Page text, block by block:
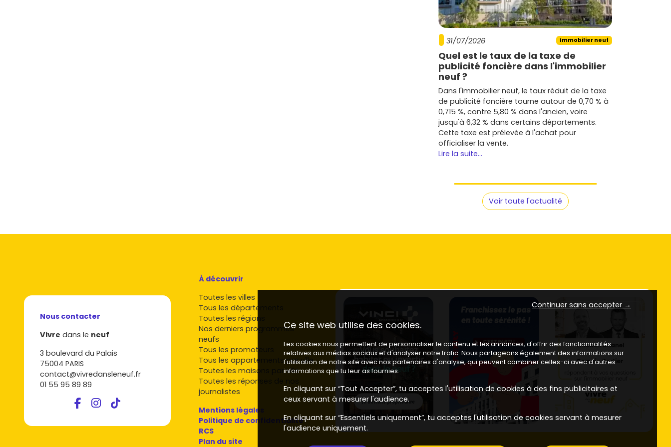
31/07/2026 Immobilier neuf
Quel est le taux de la taxe de
publicité foncière dans l'immobilier
neuf ?
Dans l'immobilier neuf, le taux réduit de la taxe
de publicité foncière tourne autour de 0,70 % à
0,715 %, contre 5,80 % dans l'ancien, voire
jusqu'à 6,32 % dans certains départements.
Cette taxe est prélevée à l'achat pour
officialiser la vente.
Lire la suite...
Voir toute l'actualité
Nous contacter
Vivre dans le neuf
3 boulevard du Palais
75004 PARIS
contact@vivredansleneuf.fr
01 55 95 89 89
À découvrir
Toutes les villes
Tous les départements
Toutes les régions
Nos derniers programmes
neufs
Tous les promoteurs
Tous les appartements par ville
Toutes les maisons par ville
Toutes les réponses de nos
journalistes
Mentions légales
Politique de confidentialité
RCS
Plan du site
Continuer sans accepter →
Ce site web utilise des cookies.
Les cookies nous permettent de personnaliser le contenu et les annonces, d'offrir des fonctionnalités
relatives aux médias sociaux et d'analyser notre trafic. Nous partageons également des informations sur
l'utilisation de notre site avec nos partenaires d'analyse, qui peuvent combiner celles-ci avec d'autres
informations que tu leur as fournies.
En cliquant sur “Tout Accepter”, tu acceptes l'utilisation de cookies à des fins publicitaires et
ceux servant à mesurer l'audience.
En cliquant sur “Essentiels uniquement”, tu acceptes l'utilisation de cookies servant à mesurer
l'audience uniquement.